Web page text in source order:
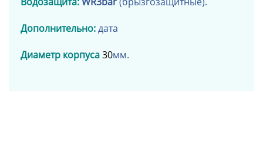
Дополнительно:дата
Диаметр корпуса30мм.